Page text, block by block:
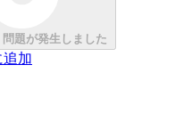
問題が発生しました
追加